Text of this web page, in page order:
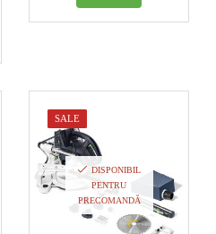
SALE
DISPONIBIL
PENTRU
PRECOMANDĂ